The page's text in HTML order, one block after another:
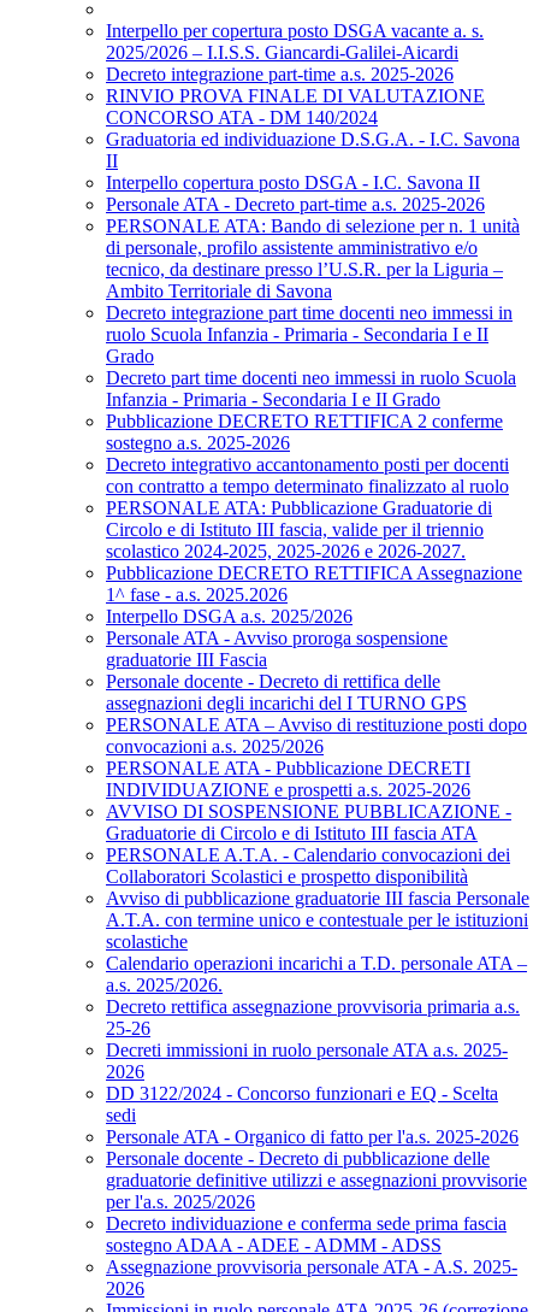
Interpello per copertura posto DSGA vacante a. s.
2025/2026 – I.I.S.S. Giancardi-Galilei-Aicardi
Decreto integrazione part-time a.s. 2025-2026
RINVIO PROVA FINALE DI VALUTAZIONE
CONCORSO ATA - DM 140/2024
Graduatoria ed individuazione D.S.G.A. - I.C. Savona
II
Interpello copertura posto DSGA - I.C. Savona II
Personale ATA - Decreto part-time a.s. 2025-2026
PERSONALE ATA: Bando di selezione per n. 1 unità
di personale, profilo assistente amministrativo e/o
tecnico, da destinare presso l’U.S.R. per la Liguria –
Ambito Territoriale di Savona
Decreto integrazione part time docenti neo immessi in
ruolo Scuola Infanzia - Primaria - Secondaria I e II
Grado
Decreto part time docenti neo immessi in ruolo Scuola
Infanzia - Primaria - Secondaria I e II Grado
Pubblicazione DECRETO RETTIFICA 2 conferme
sostegno a.s. 2025-2026
Decreto integrativo accantonamento posti per docenti
con contratto a tempo determinato finalizzato al ruolo
PERSONALE ATA: Pubblicazione Graduatorie di
Circolo e di Istituto III fascia, valide per il triennio
scolastico 2024-2025, 2025-2026 e 2026-2027.
Pubblicazione DECRETO RETTIFICA Assegnazione
1^ fase - a.s. 2025.2026
Interpello DSGA a.s. 2025/2026
Personale ATA - Avviso proroga sospensione
graduatorie III Fascia
Personale docente - Decreto di rettifica delle
assegnazioni degli incarichi del I TURNO GPS
PERSONALE ATA – Avviso di restituzione posti dopo
convocazioni a.s. 2025/2026
PERSONALE ATA - Pubblicazione DECRETI
INDIVIDUAZIONE e prospetti a.s. 2025-2026
AVVISO DI SOSPENSIONE PUBBLICAZIONE -
Graduatorie di Circolo e di Istituto III fascia ATA
PERSONALE A.T.A. - Calendario convocazioni dei
Collaboratori Scolastici e prospetto disponibilità
Avviso di pubblicazione graduatorie III fascia Personale
A.T.A. con termine unico e contestuale per le istituzioni
scolastiche
Calendario operazioni incarichi a T.D. personale ATA –
a.s. 2025/2026.
Decreto rettifica assegnazione provvisoria primaria a.s.
25-26
Decreti immissioni in ruolo personale ATA a.s. 2025-
2026
DD 3122/2024 - Concorso funzionari e EQ - Scelta
sedi
Personale ATA - Organico di fatto per l'a.s. 2025-2026
Personale docente - Decreto di pubblicazione delle
graduatorie definitive utilizzi e assegnazioni provvisorie
per l'a.s. 2025/2026
Decreto individuazione e conferma sede prima fascia
sostegno ADAA - ADEE - ADMM - ADSS
Assegnazione provvisoria personale ATA - A.S. 2025-
2026